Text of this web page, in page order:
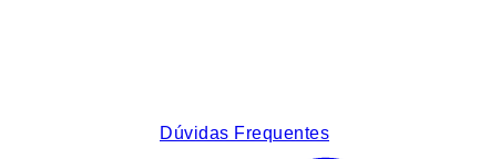
Dúvidas Frequentes